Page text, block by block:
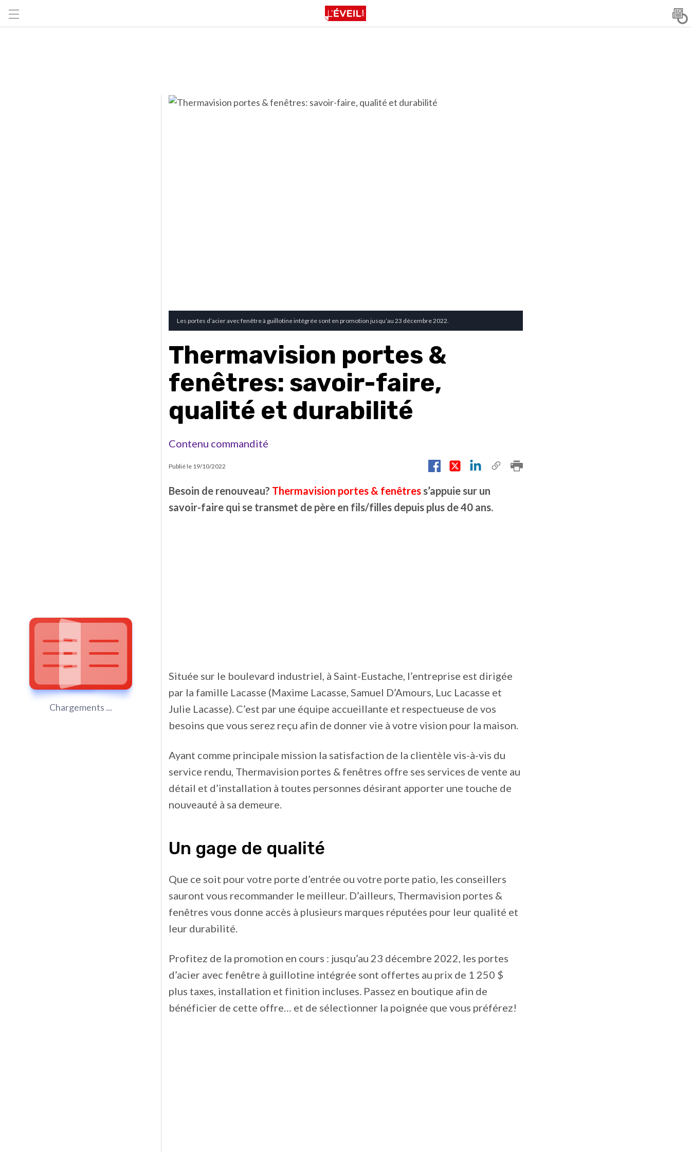
Chargements ...
Les portes d’acier avec fenêtre à guillotine intégrée sont en promotion jusqu’au 23 décembre 2022.
Thermavision portes &
fenêtres: savoir-faire,
qualité et durabilité
Contenu commandité
Publié le 19/10/2022
Besoin de renouveau? Thermavision portes & fenêtress’appuie sur un
savoir-faire qui se transmet de père en fils/filles depuis plus de 40 ans.
Située sur le boulevard industriel, à Saint-Eustache, l’entreprise est dirigée
par la famille Lacasse (Maxime Lacasse, Samuel D’Amours, Luc Lacasse et
Julie Lacasse). C’est par une équipe accueillante et respectueuse de vos
besoins que vous serez reçu afin de donner vie à votre vision pour la maison.
Ayant comme principale mission la satisfaction de la clientèle vis-à-vis du
service rendu, Thermavision portes & fenêtres offre ses services de vente au
détail et d’installation à toutes personnes désirant apporter une touche de
nouveauté à sa demeure.
Un gage de qualité
Que ce soit pour votre porte d’entrée ou votre porte patio, les conseillers
sauront vous recommander le meilleur. D’ailleurs, Thermavision portes &
fenêtres vous donne accès à plusieurs marques réputées pour leur qualité et
leur durabilité.
Profitez de la promotion en cours : jusqu’au 23 décembre 2022, les portes
d’acier avec fenêtre à guillotine intégrée sont offertes au prix de 1 250 $
plus taxes, installation et finition incluses. Passez en boutique afin de
bénéficier de cette offre… et de sélectionner la poignée que vous préférez!